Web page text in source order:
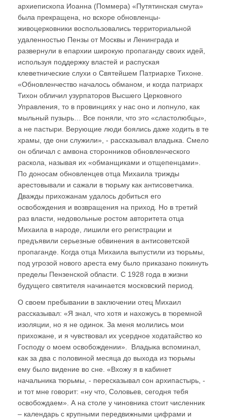
архиепископа Иоанна (Поммера) «Путятинская смута»
была прекращена, но вскоре обновленцы-
живоцерковники воспользовались территориальной
удаленностью Пензы от Москвы и Ленинграда и
развернули в епархии широкую пропаганду своих идей,
используя поддержку властей и распуская
клеветнические слухи о Святейшем Патриархе Тихоне.
«Обновленчество началось обманом, и когда патриарх
Тихон обличил узурпаторов Высшего Церковного
Управления, то в провинциях у нас оно и лопнуло, как
мыльный пузырь… Все поняли, что это «сластолюбцы»,
а не пастыри. Верующие люди боялись даже ходить в те
храмы, где они служили», - рассказывал владыка. Смело
он обличал с амвона сторонников обновленческого
раскола, называя их «обманщиками и отщепенцами».
По доносам обновленцев отца Михаила трижды
арестовывали и сажали в тюрьму как антисоветчика.
Дважды прихожанам удалось добиться его
освобождения и возвращения на приход. Но в третий
раз власти, недовольные ростом авторитета отца
Михаила в народе, лишили его регистрации и
предъявили серьезные обвинения в антисоветской
пропаганде. Когда отца Михаила выпустили из тюрьмы,
под угрозой нового ареста ему было приказано покинуть
пределы Пензенской области. С 1928 года в жизни
будущего святителя начинается московский период.
О своем пребывании в заключении отец Михаил
рассказывал: «Я знал, что хотя и нахожусь в тюремной
изоляции, но я не одинок. За меня молились мои
прихожане, и я чувствовал их усердное ходатайство ко
Господу о моем освобождении». Владыка вспоминал,
как за два с половиной месяца до выхода из тюрьмы
ему было видение во сне. «Вхожу я в кабинет
начальника тюрьмы, - пересказывал сон архипастырь, -
и тот мне говорит: «ну что, Соловьев, сегодня тебя
освобождаем». А на столе у чиновника стоит численник
– календарь с крупными передвижными цифрами и